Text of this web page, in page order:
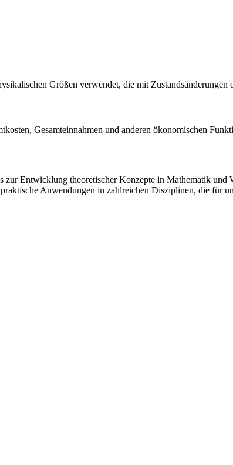
Größen verwendet, die mit Zustandsänderungen
Gesamteinnahmen und anderen ökonomischen
Entwicklung theoretischer Konzepte in Mathematik und
Anwendungen in zahlreichen Disziplinen, die für